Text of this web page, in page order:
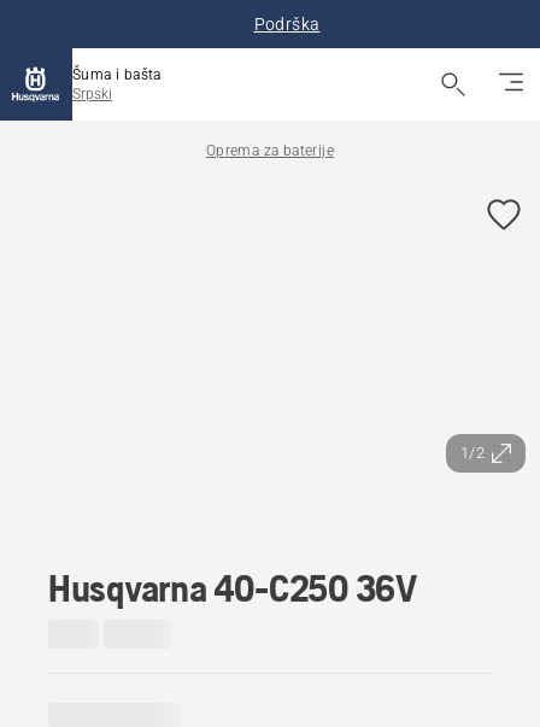
Podrška
Šuma i bašta
Srpski
Oprema za baterije
1/2
Husqvarna 40-C250 36V